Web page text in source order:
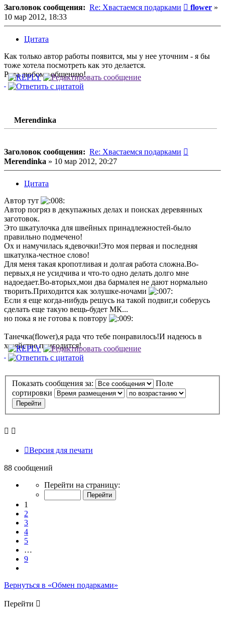
Заголовок сообщения: Re: Хвастаемся подарками flower »
10 мар 2012, 18:33
Цитата
Как только автор работы появится, мы у нее уточним - я бы
тоже хотела посмотреть как это делается.
Рада любому общению!
Merendinka
Заголовок сообщения: Re: Хвастаемся подарками
Merendinka » 10 мар 2012, 20:27
Цитата
Автор тут
Автор погряз в декупажных делах и поисках деревянных
заготовок.
Это шкатулочка для швейных принадлежностей-было
правильно подмечено!
Ох и намучилась я,девочки!Это моя первая и последняя
шкатулка-честное слово!
Для меня такая кропотливая и долгая работа сложна.Во-
первых,я не усидчива и что-то одно делать долго мне
надоедает.Во-вторых,мои два бармалея не дают нормально
творить.Приходится как золушке-ночами
Если я еще когда-нибудь решусь на такой подвиг,и соберусь
сделать еще такую вещь-будет МК...
но пока я не готова к повтору
Танечка(flower),я рада что тебе понравилось!И надеюсь в
хозяйстве пригодится!
Показать сообщения за:
Поле
сортировки
Версия для печати
88 сообщений
Страница
из
9
Перейти на страницу:
1
2
3
4
5
…
9
Вернуться в «Обмен подарками»
Перейти